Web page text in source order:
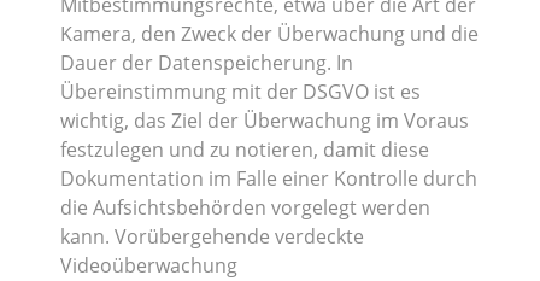
Kamera, den Zweck der Überwachung und die
Dauer der Datenspeicherung. In
Übereinstimmung mit der DSGVO ist es
wichtig, das Ziel der Überwachung im Voraus
festzulegen und zu notieren, damit diese
Dokumentation im Falle einer Kontrolle durch
die Aufsichtsbehörden vorgelegt werden
kann. Vorübergehende verdeckte
Videoüberwachung